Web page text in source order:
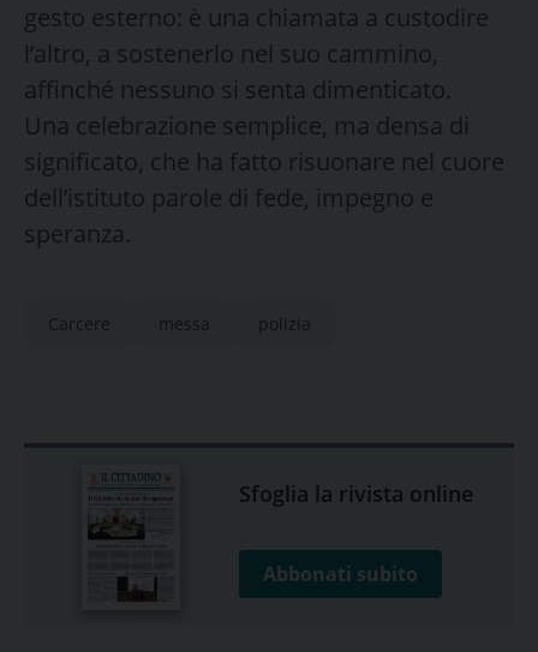
gesto esterno: è una chiamata a custodire
l’altro, a sostenerlo nel suo cammino,
affinché nessuno si senta dimenticato.
Una celebrazione semplice, ma densa di
significato, che ha fatto risuonare nel cuore
dell’istituto parole di fede, impegno e
speranza.
Carcere messa polizia
Sfoglia la rivista online
Abbonati subito